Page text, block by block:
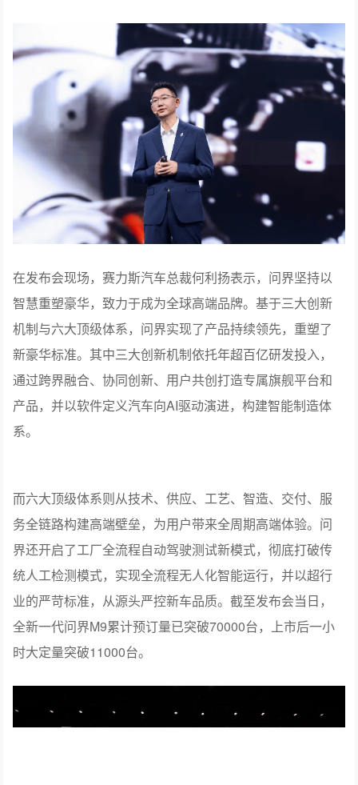
在发布会现场，赛力斯汽车总裁何利扬表示，问界坚持以
智慧重塑豪华，致力于成为全球高端品牌。基于三大创新
机制与六大顶级体系，问界实现了产品持续领先，重塑了
新豪华标准。其中三大创新机制依托年超百亿研发投入，
通过跨界融合、协同创新、用户共创打造专属旗舰平台和
产品，并以软件定义汽车向AI驱动演进，构建智能制造体
系。
而六大顶级体系则从技术、供应、工艺、智造、交付、服
务全链路构建高端壁垒，为用户带来全周期高端体验。问
界还开启了工厂全流程自动驾驶测试新模式，彻底打破传
统人工检测模式，实现全流程无人化智能运行，并以超行
业的严苛标准，从源头严控新车品质。截至发布会当日，
全新一代问界M9累计预订量已突破70000台，上市后一小
时大定量突破11000台。